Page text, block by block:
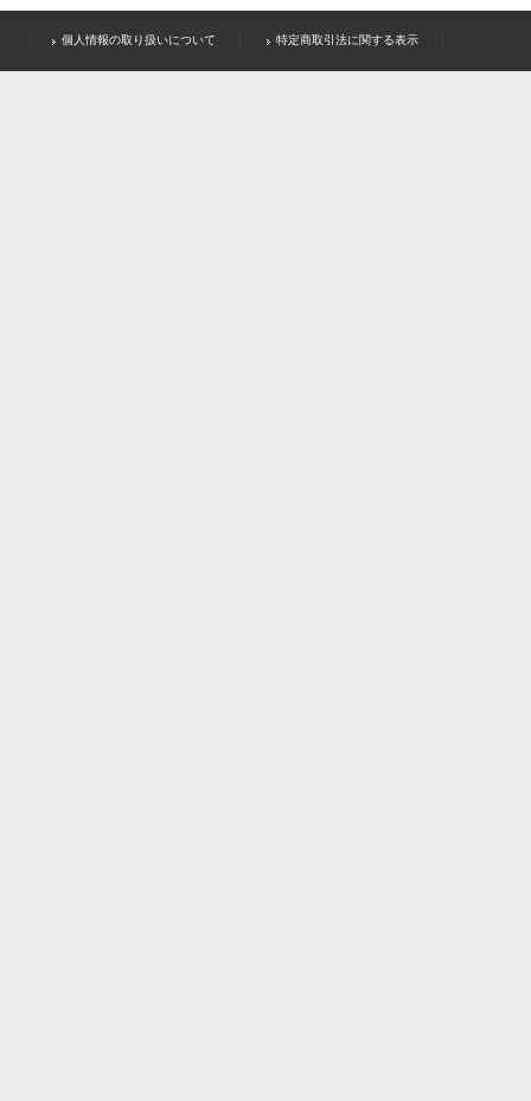
個人情報の取り扱いについて 特定商取引法に関する表示